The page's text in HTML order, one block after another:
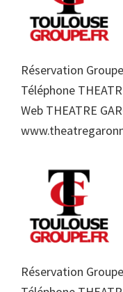
Réservation
Téléphone
Web THEATRE
Réservation